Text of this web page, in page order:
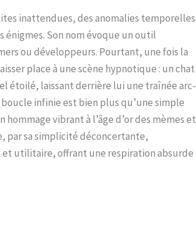
inattendues, des anomalies temporelles
Son nom évoque un outil
ou développeurs. Pourtant, une fois la
place à une scène hypnotique : un chat
étoilé, laissant derrière lui une traînée arc-
infinie est bien plus qu’une simple
vibrant à l’âge d’or des mèmes et
par sa simplicité déconcertante,
utilitaire, offrant une respiration absurde